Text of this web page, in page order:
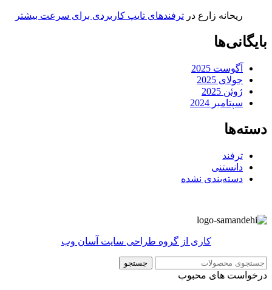
ریحانه زارع در ترفندهای تایپ کاربردی برای سرعت بیشتر
بایگانی‌ها
آگوست 2025
جولای 2025
ژوئن 2025
سپتامبر 2024
دسته‌ها
ترفند
دانستنی
دسته‌بندی نشده
کاری از گروه طراحی سایت آسان وب
جستجو
درخواست های محبوب